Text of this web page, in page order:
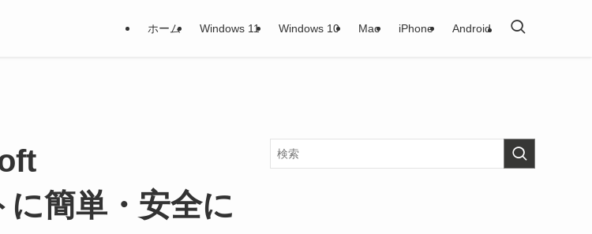
ホーム Windows 11 Windows 10 Mac iPhone Android
簡単・安全に